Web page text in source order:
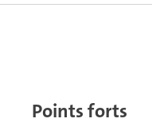
Points forts